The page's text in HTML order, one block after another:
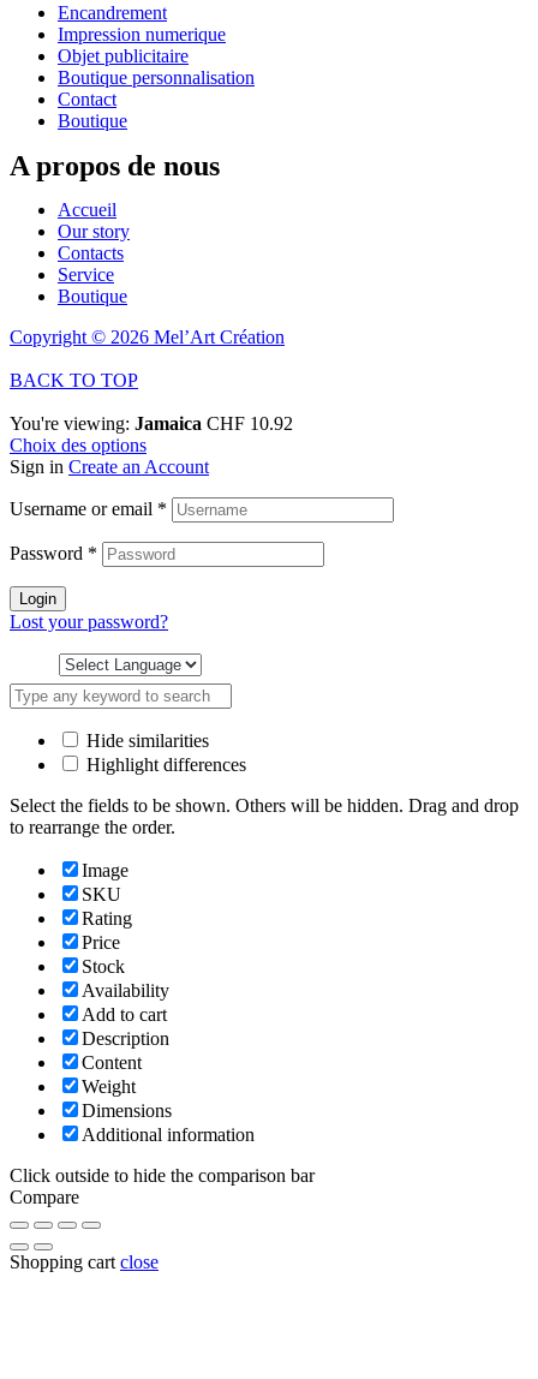
Encandrement
Impression numerique
Objet publicitaire
Boutique personnalisation
Contact
Boutique
A propos de nous
Accueil
Our story
Contacts
Service
Boutique
Copyright © 2026 Mel’Art Création
BACK TO TOP
You're viewing: Jamaica CHF 10.92
Choix des options
Sign in Create an Account
Username or email *
Password *
Login
Lost your password?
Hide similarities
Highlight differences
Select the fields to be shown. Others will be hidden. Drag and drop
to rearrange the order.
Image
SKU
Rating
Price
Stock
Availability
Add to cart
Description
Content
Weight
Dimensions
Additional information
Click outside to hide the comparison bar
Compare
Shopping cart close